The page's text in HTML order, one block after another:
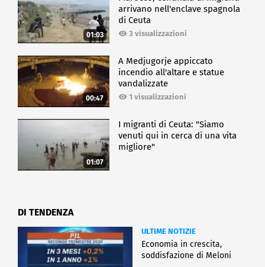
01:03
arrivano nell'enclave spagnola
di Ceuta
3 visualizzazioni
00:47
A Medjugorje appiccato
incendio all'altare e statue
vandalizzate
1 visualizzazioni
01:07
I migranti di Ceuta: "Siamo
venuti qui in cerca di una vita
migliore"
DI TENDENZA
ULTIME NOTIZIE
Economia in crescita,
soddisfazione di Meloni